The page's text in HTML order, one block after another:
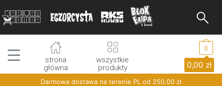
to
to
strona
główna
wszystkie
produkty
0,00 zł
0
Darmowa dostawa na terenie PL od 250,00 zł